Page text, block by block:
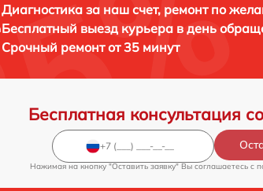
Диагностика за наш счет, ремонт по
Бесплатный выезд курьера в день
Срочный ремонтот 35 минут
Бесплатная консультация
Нажимая на кнопку "Оставить заявку" Вы соглашаетесь c